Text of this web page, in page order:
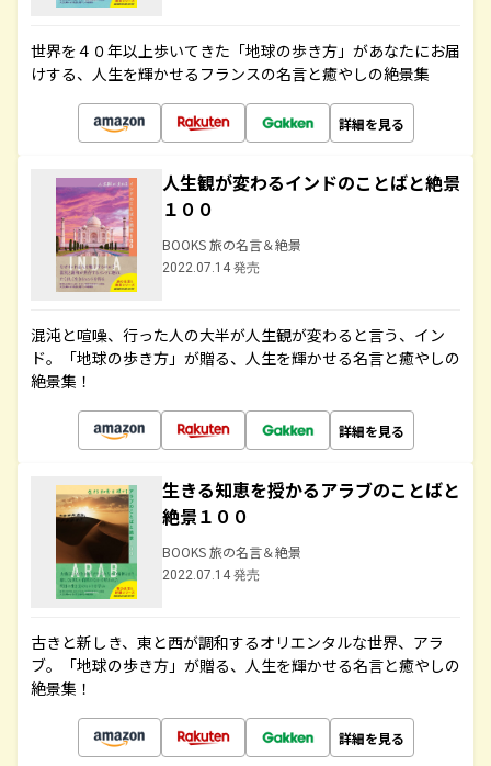
世界を４０年以上歩いてきた「地球の歩き方」があなたにお届
けする、人生を輝かせるフランスの名言と癒やしの絶景集
詳細を見る
人生観が変わるインドのことばと絶景
１００
BOOKS 旅の名言＆絶景
2022.07.14 発売
混沌と喧噪、行った人の大半が人生観が変わると言う、イン
ド。「地球の歩き方」が贈る、人生を輝かせる名言と癒やしの
絶景集！
詳細を見る
生きる知恵を授かるアラブのことばと
絶景１００
BOOKS 旅の名言＆絶景
2022.07.14 発売
古きと新しき、東と西が調和するオリエンタルな世界、アラ
ブ。「地球の歩き方」が贈る、人生を輝かせる名言と癒やしの
絶景集！
詳細を見る